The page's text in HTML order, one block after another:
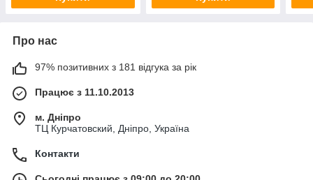
Про нас
97% позитивних з 181 відгука за рік
Працює з 11.10.2013
м. Дніпро
ТЦ Курчатовский, Дніпро, Україна
Контакти